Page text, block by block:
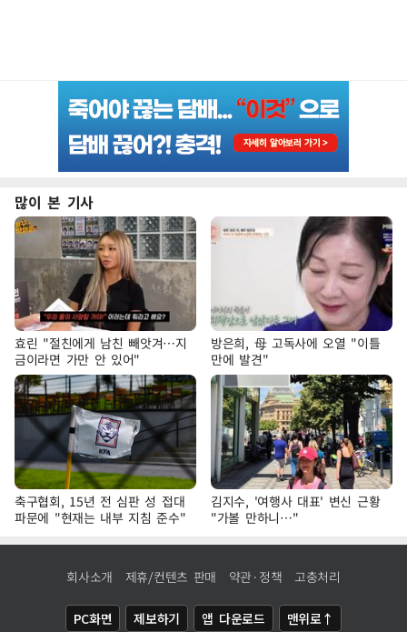
많이 본 기사
효린 "절친에게 남친 빼앗겨…지
금이라면 가만 안 있어"
방은희, 母 고독사에 오열 "이틀
만에 발견"
축구협회, 15년 전 심판 성 접대
파문에 "현재는 내부 지침 준수"
김지수, '여행사 대표' 변신 근황
"가볼 만하니…"
회사소개 제휴/컨텐츠 판매 약관·정책 고충처리
PC화면 제보하기 앱 다운로드 맨위로↑